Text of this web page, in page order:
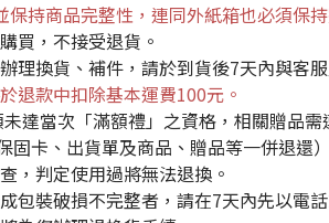
持商品完整性，連同外紙箱也必須保
買，不接受退貨。
理換貨、補件，請於到貨後7天內與客
退款中扣除基本運費100元。
達當次「滿額禮」之資格，相關贈品需
卡、出貨單及商品、贈品等一併退還）
，判定使用過將無法退換。
包裝破損不完整者，請在7天內先以電